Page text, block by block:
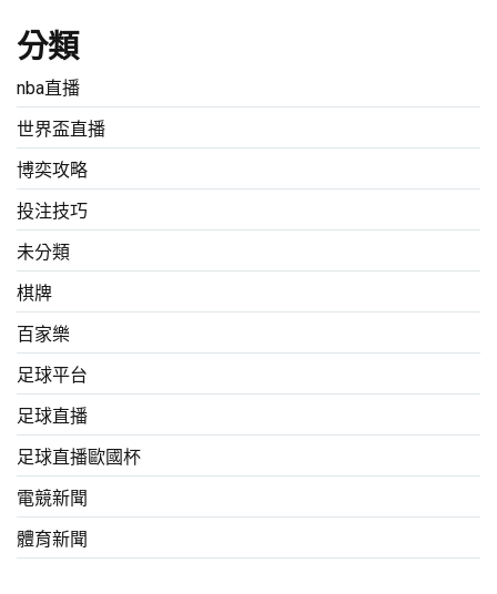
分類
nba直播
世界盃直播
博奕攻略
投注技巧
未分類
棋牌
百家樂
足球平台
足球直播
足球直播歐國杯
電競新聞
體育新聞